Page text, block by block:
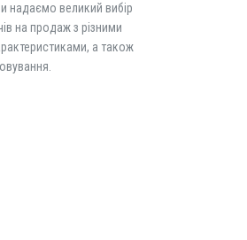
надаємо великий вибір
на продаж з різними
а також